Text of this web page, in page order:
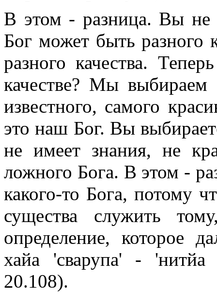
В этом - разница. Вы не
Бог может быть разного
разного качества.
качестве? Мы выбираем
известного, самого
это наш Бог. Вы
не имеет знания, не
ложного Бога. В этом -
какого-то Бога, потому
существа служить
определение, которое
хайа 'сварупа' -
20.108).